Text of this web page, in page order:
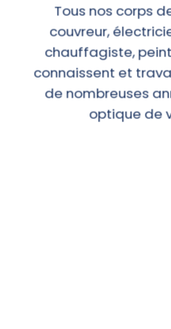
Tous nos corps
couvreur,
chauffagiste,
connaissent et
de nombreuses
optique de